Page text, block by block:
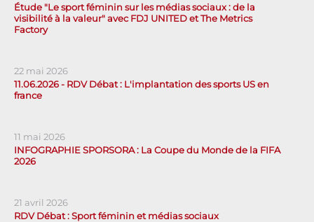
Étude "Le sport féminin sur les médias sociaux : de la
visibilité à la valeur" avec FDJ UNITED et The Metrics
Factory
22 mai 2026
11.06.2026 - RDV Débat : L'implantation des sports US en
france
11 mai 2026
INFOGRAPHIE SPORSORA : La Coupe du Monde de la FIFA
2026
21 avril 2026
RDV Débat : Sport féminin et médias sociaux